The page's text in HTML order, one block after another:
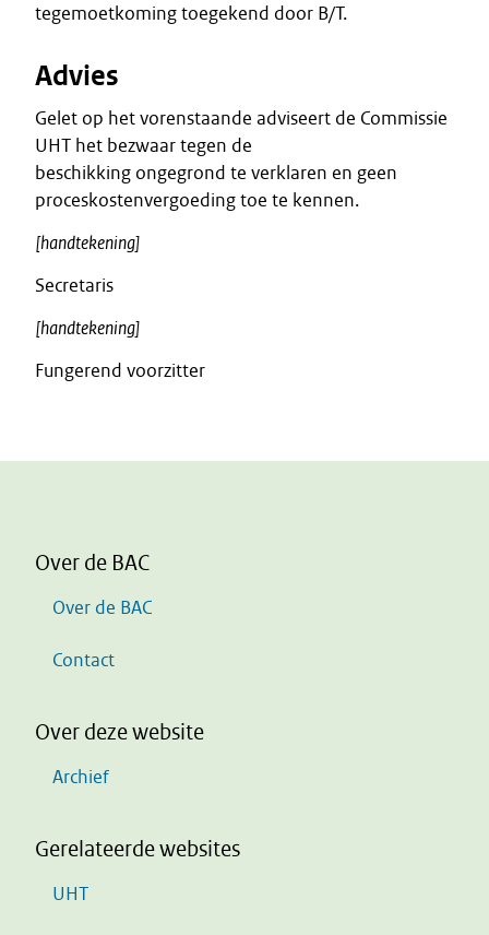
tegemoetkoming toegekend door B/T.
Advies
Gelet op het vorenstaande adviseert de Commissie
UHT het bezwaar tegen de
beschikking ongegrond te verklaren en geen
proceskostenvergoeding toe te kennen.
[handtekening]
Secretaris
[handtekening]
Fungerend voorzitter
Over de BAC
Over de BAC
Contact
Over deze website
Archief
Gerelateerde websites
UHT